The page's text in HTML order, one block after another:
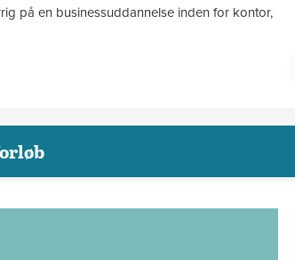
på en businessuddannelse inden for kontor,